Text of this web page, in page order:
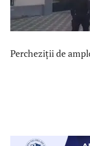
Percheziții de